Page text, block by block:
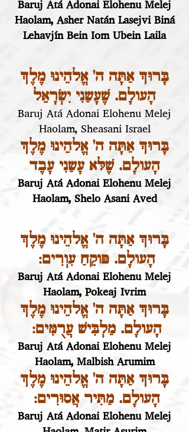
Baruj Atá Adonai Elohenu Melej
Haolam, Asher Natán Lasejvi Biná
Lehavjín Bein Iom Ubein Laila
בָּרוּךְ אַתָּה ה' אֱלהֵינוּ מֶלֶךְ
הָעולָם. שֶׁעָשַנִי יִשְׂרָאֵל
Baruj Atá Adonai Elohenu Melej
Haolam, Sheasani Israel
בָּרוּךְ אַתָּה ה' אֱלהֵינוּ מֶלֶךְ
הָעולָם. שֶׁלּא עָשַנִי עָבֶד
Baruj Atá Adonai Elohenu Melej
Haolam, Shelo Asani Aved
בָּרוּךְ אַתָּה ה' אֱלהֵינוּ מֶלֶךְ
הָעולָם. פּוקֵחַ עִוְרִים:
Baruj Atá Adonai Elohenu Melej
Haolam, Pokeaj Ivrim
בָּרוּךְ אַתָּה ה' אֱלהֵינוּ מֶלֶךְ
הָעולָם. מַלְבִּישׁ עֲרֻמִּים:
Baruj Atá Adonai Elohenu Melej
Haolam, Malbish Arumim
בָּרוּךְ אַתָּה ה' אֱלהֵינוּ מֶלֶךְ
הָעולָם. מַתִּיר אֲסוּרִים:
Baruj Atá Adonai Elohenu Melej